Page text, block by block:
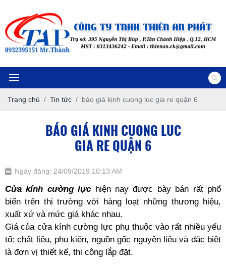
Trang chủ Tin tức báo giá kinh cuong luc gia re quận 6
BÁO GIÁ KINH CUONG LUC
GIA RE QUẬN 6
Ngày đăng: 24/09/2019 10:13 AM
Cửa kính cường lực hiện nay được bày bán rất phổ
biến trên thị trường với hàng loạt những thương hiệu,
xuất xứ và mức giá khác nhau.
Giá của cửa kính cường lực phụ thuộc vào rất nhiều yếu
tố: chất liệu, phụ kiện, nguồn gốc nguyên liệu và đặc biệt
là đơn vị thiết kế, thi công lắp đặt.